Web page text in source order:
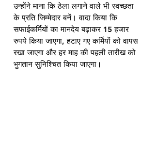
उन्होंने माना कि ठेला लगाने वाले भी स्वच्छता
के प्रति जिम्मेदार बनें। वादा किया कि
सफाईकर्मियों का मानदेय बढ़ाकर 15 हजार
रुपये किया जाएगा, हटाए गए कर्मियों को वापस
रखा जाएगा और हर माह की पहली तारीख को
भुगतान सुनिश्चित किया जाएगा।